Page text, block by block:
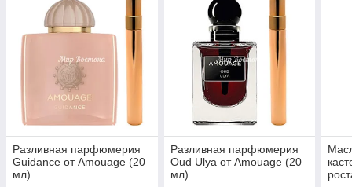
Разливная парфюмерия
Guidance от Amouage (20
мл)
Разливная парфюмерия
Oud Ulya от Amouage (20
мл)